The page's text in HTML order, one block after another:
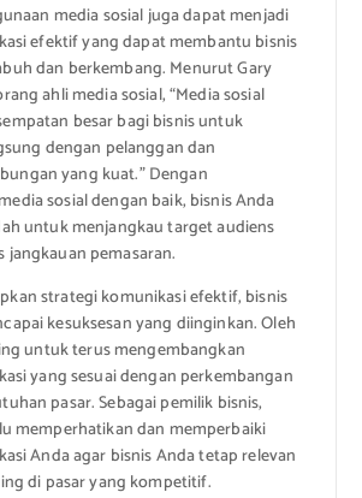
media sosial juga dapat menjadi
efektif yang dapat membantu bisnis
dan berkembang. Menurut Gary
ahli media sosial, “Media sosial
besar bagi bisnis untuk
dengan pelanggan dan
yang kuat.” Dengan
sosial dengan baik, bisnis Anda
untuk menjangkau target audiens
jangkauan pemasaran.
strategi komunikasi efektif, bisnis
kesuksesan yang diinginkan. Oleh
untuk terus mengembangkan
yang sesuai dengan perkembangan
pasar. Sebagai pemilik bisnis,
memperhatikan dan memperbaiki
Anda agar bisnis Anda tetap relevan
di pasar yang kompetitif.